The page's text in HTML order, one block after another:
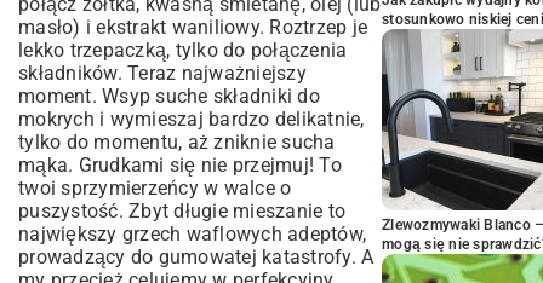
masło) i ekstrakt waniliowy. Roztrzep je
lekko trzepaczką, tylko do połączenia
składników. Teraz najważniejszy
moment. Wsyp suche składniki do
mokrych i wymieszaj bardzo delikatnie,
tylko do momentu, aż zniknie sucha
mąka. Grudkami się nie przejmuj! To
twoi sprzymierzeńcy w walce o
puszystość. Zbyt długie mieszanie to
największy grzech waflowych adeptów,
prowadzący do gumowatej katastrofy. A
stosunkowo niskiej
Zlewozmywaki Blanco
mogą się nie